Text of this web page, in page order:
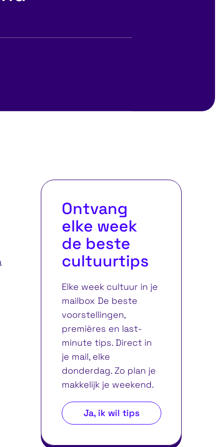
Ontvang
elke week
de beste
cultuurtips
Elke week cultuur in je
mailbox De beste
voorstellingen,
premières en last-
minute tips. Direct in
je mail, elke
donderdag. Zo plan je
makkelijk je weekend.
Ja, ik wil tips